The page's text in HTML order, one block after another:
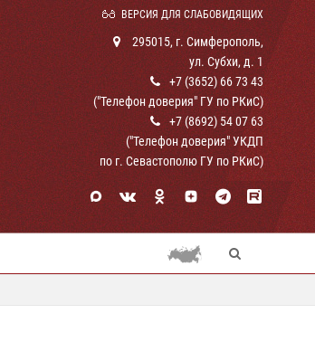
ВЕРСИЯ ДЛЯ СЛАБОВИДЯЩИХ
295015, г. Симферополь,
ул. Субхи, д. 1
+7 (3652) 66 73 43
("Телефон доверия" ГУ по РКиС)
+7 (8692) 54 07 63
("Телефон доверия" УКДП
по г. Севастополю ГУ по РКиС)